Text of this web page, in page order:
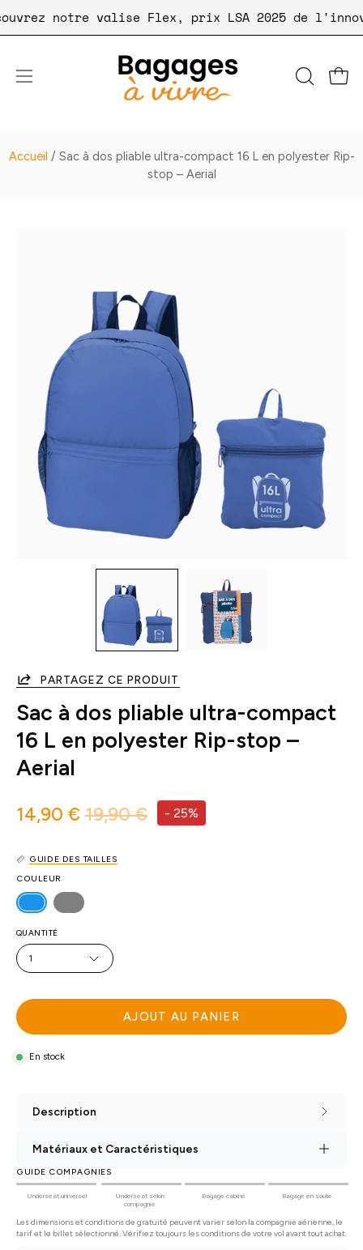
notre valise Flex, prix LSA 2025 de
Ouvrir
OUVRIR
Accueil / Sac à dos pliable ultra-compact 16 L en polyester Rip-
stop – Aerial
PARTAGEZ CE PRODUIT
Sac à dos pliable ultra-compact
16 L en polyester Rip-stop –
Aerial
14,90 € 19,90 € - 25%
GUIDE DES TAILLES
COULEUR
QUANTITÉ
1
AJOUT AU PANIER
En stock
Description
Matériaux et Caractéristiques
GUIDE COMPAGNIES
Underseat universel
Underseat selon
compagnie
Bagage cabine Bagage en soute
Les dimensions et conditions de gratuité peuvent varier selon la compagnie aérienne, le
tarif et le billet sélectionné. Vérifiez toujours les conditions de votre vol avant tout achat.